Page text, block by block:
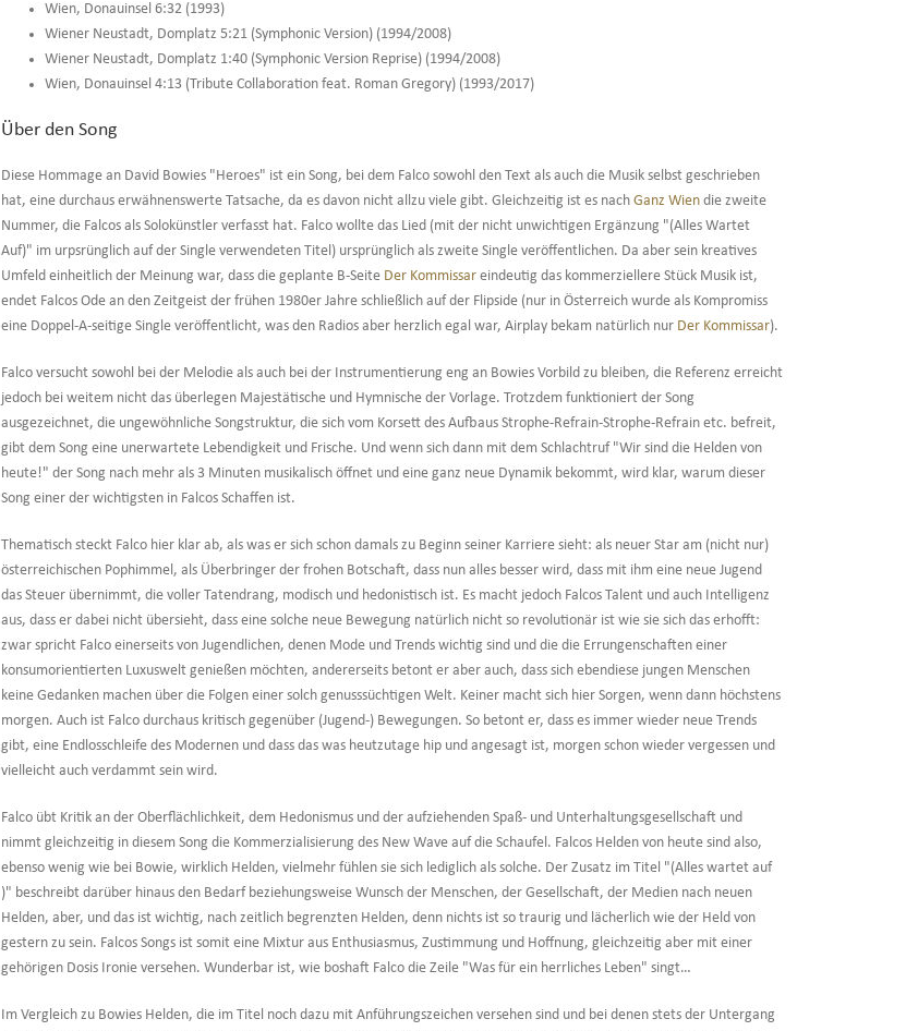
Wien, Donauinsel 6:32 (1993)
Wiener Neustadt, Domplatz 5:21 (Symphonic Version) (1994/2008)
Wiener Neustadt, Domplatz 1:40 (Symphonic Version Reprise) (1994/2008)
Wien, Donauinsel 4:13 (Tribute Collaboration feat. Roman Gregory) (1993/2017)
Über den Song
Diese Hommage an David Bowies "Heroes" ist ein Song, bei dem Falco sowohl den Text als auch die Musik selbst geschrieben
hat, eine durchaus erwähnenswerte Tatsache, da es davon nicht allzu viele gibt. Gleichzeitig ist es nachGanz Wien die zweite
Nummer, die Falcos als Solokünstler verfasst hat. Falco wollte das Lied (mit der nicht unwichtigen Ergänzung "(Alles Wartet
Auf)" im urpsrünglich auf der Single verwendeten Titel) ursprünglich als zweite Single veröffentlichen. Da aber sein kreatives
Umfeld einheitlich der Meinung war, dass die geplante B-Seite Der Kommissar eindeutig das kommerziellere Stück Musik ist,
endet Falcos Ode an den Zeitgeist der frühen 1980er Jahre schließlich auf der Flipside (nur in Österreich wurde als Kompromiss
eine Doppel-A-seitige Single veröffentlicht, was den Radios aber herzlich egal war, Airplay bekam natürlich nur Der Kommissar).
Falco versucht sowohl bei der Melodie als auch bei der Instrumentierung eng an Bowies Vorbild zu bleiben, die Referenz erreicht
jedoch bei weitem nicht das überlegen Majestätische und Hymnische der Vorlage. Trotzdem funktioniert der Song
ausgezeichnet, die ungewöhnliche Songstruktur, die sich vom Korsett des Aufbaus Strophe-Refrain-Strophe-Refrain etc. befreit,
gibt dem Song eine unerwartete Lebendigkeit und Frische. Und wenn sich dann mit dem Schlachtruf "Wir sind die Helden von
heute!" der Song nach mehr als 3 Minuten musikalisch öffnet und eine ganz neue Dynamik bekommt, wird klar, warum dieser
Song einer der wichtigsten in Falcos Schaffen ist.
Thematisch steckt Falco hier klar ab, als was er sich schon damals zu Beginn seiner Karriere sieht: als neuer Star am (nicht nur)
österreichischen Pophimmel, als Überbringer der frohen Botschaft, dass nun alles besser wird, dass mit ihm eine neue Jugend
das Steuer übernimmt, die voller Tatendrang, modisch und hedonistisch ist. Es macht jedoch Falcos Talent und auch Intelligenz
aus, dass er dabei nicht übersieht, dass eine solche neue Bewegung natürlich nicht so revolutionär ist wie sie sich das erhofft:
zwar spricht Falco einerseits von Jugendlichen, denen Mode und Trends wichtig sind und die die Errungenschaften einer
konsumorientierten Luxuswelt genießen möchten, andererseits betont er aber auch, dass sich ebendiese jungen Menschen
keine Gedanken machen über die Folgen einer solch genusssüchtigen Welt. Keiner macht sich hier Sorgen, wenn dann höchstens
morgen. Auch ist Falco durchaus kritisch gegenüber (Jugend-) Bewegungen. So betont er, dass es immer wieder neue Trends
gibt, eine Endlosschleife des Modernen und dass das was heutzutage hip und angesagt ist, morgen schon wieder vergessen und
vielleicht auch verdammt sein wird.
Falco übt Kritik an der Oberflächlichkeit, dem Hedonismus und der aufziehenden Spaß- und Unterhaltungsgesellschaft und
nimmt gleichzeitig in diesem Song die Kommerzialisierung des New Wave auf die Schaufel. Falcos Helden von heute sind also,
ebenso wenig wie bei Bowie, wirklich Helden, vielmehr fühlen sie sich lediglich als solche. Der Zusatz im Titel "(Alles wartet auf
)" beschreibt darüber hinaus den Bedarf beziehungsweise Wunsch der Menschen, der Gesellschaft, der Medien nach neuen
Helden, aber, und das ist wichtig, nach zeitlich begrenzten Helden, denn nichts ist so traurig und lächerlich wie der Held von
gestern zu sein. Falcos Songs ist somit eine Mixtur aus Enthusiasmus, Zustimmung und Hoffnung, gleichzeitig aber mit einer
gehörigen Dosis Ironie versehen. Wunderbar ist, wie boshaft Falco die Zeile "Was für ein herrliches Leben" singt…
Im Vergleich zu Bowies Helden, die im Titel noch dazu mit Anführungszeichen versehen sind und bei denen stets der Untergang